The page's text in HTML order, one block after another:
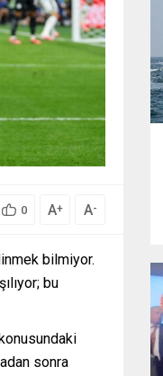
0 A+ A-
bilmiyor.
bu
sonra